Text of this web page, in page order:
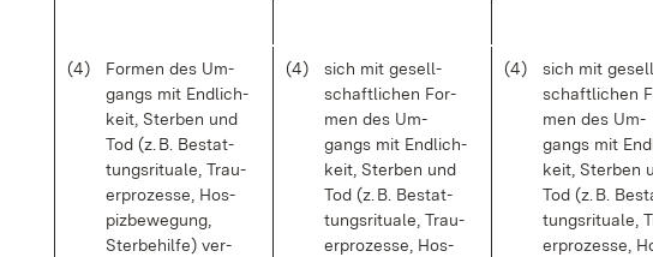
(4)
For­men des Um­
gangs mit End­lich­
keit, Ster­ben und
Tod (z. B. Be­stat­
tungs­ri­tua­le, Trau­
er­pro­zes­se, Hos­
piz­be­we­gung,
Ster­be­hil­fe) ver­
(4)
sich mit ge­sell­
schaft­li­chen For­
men des Um­
gangs mit End­lich­
keit, Ster­ben und
Tod (z. B. Be­stat­
tungs­ri­tua­le, Trau­
er­pro­zes­se, Hos­
(4)
sich mit
schaft­li­chen
men des Um­
gangs mit
keit, Ster­ben
Tod (z. B.
tungs­ri­tua­le,
er­pro­zes­se,